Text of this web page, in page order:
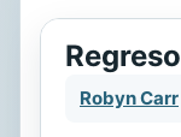
Robyn Carr